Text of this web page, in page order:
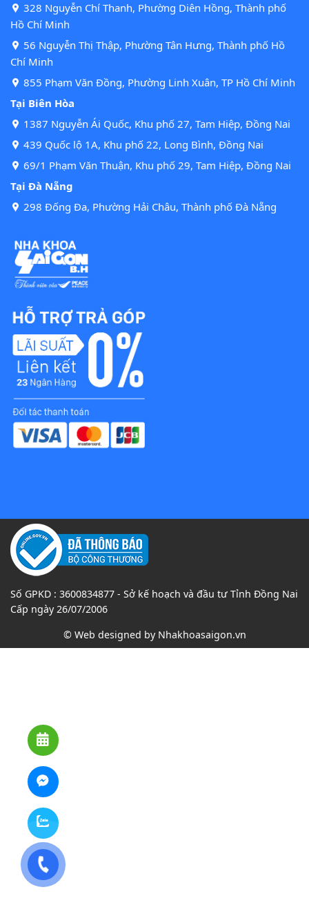
328 Nguyễn Chí Thanh, Phường Diên Hồng, Thành phố
Hồ Chí Minh
56 Nguyễn Thị Thập, Phường Tân Hưng, Thành phố Hồ
Chí Minh
855 Phạm Văn Đồng, Phường Linh Xuân, TP Hồ Chí Minh
Tại Biên Hòa
1387 Nguyễn Ái Quốc, Khu phố 27, Tam Hiệp, Đồng Nai
439 Quốc lộ 1A, Khu phố 22, Long Bình, Đồng Nai
69/1 Phạm Văn Thuận, Khu phố 29, Tam Hiệp, Đồng Nai
Tại Đà Nẵng
298 Đống Đa, Phường Hải Châu, Thành phố Đà Nẵng
Số GPKD : 3600834877 - Sở kế hoạch và đầu tư Tỉnh Đồng Nai
Cấp ngày 26/07/2006
© Web designed by Nhakhoasaigon.vn